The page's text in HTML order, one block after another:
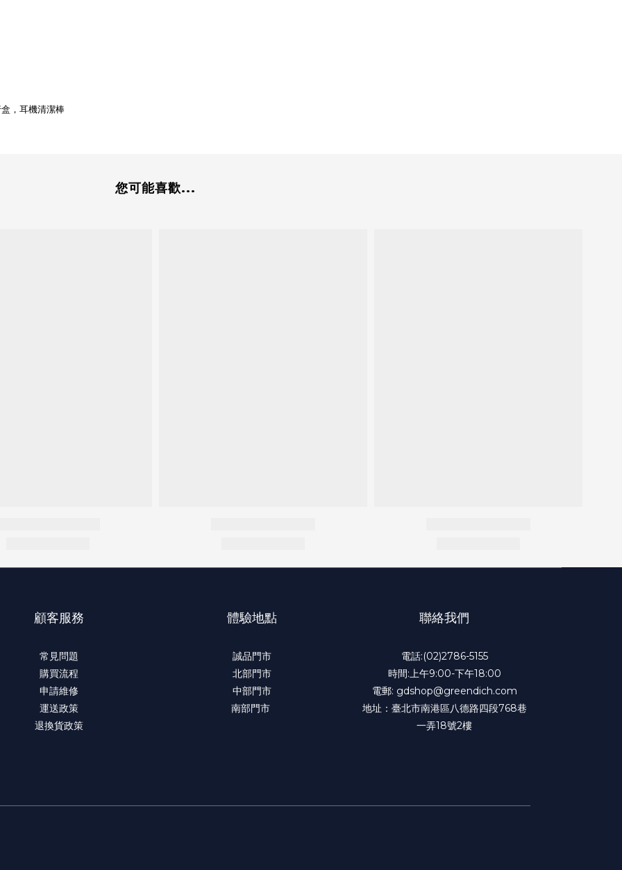
，耳機清潔棒
您可能喜歡...
顧客服務
常見問題
購買流程
申請維修
運送政策
退換貨政策
體驗地點
誠品門市
北部門市
中部門市
南部門市
聯絡我們
電話:(02)2786-5155
時間:上午9:00-下午18:00
電郵: gdshop@greendich.com
地址：臺北市南港區八德路四段768巷
一弄18號2樓